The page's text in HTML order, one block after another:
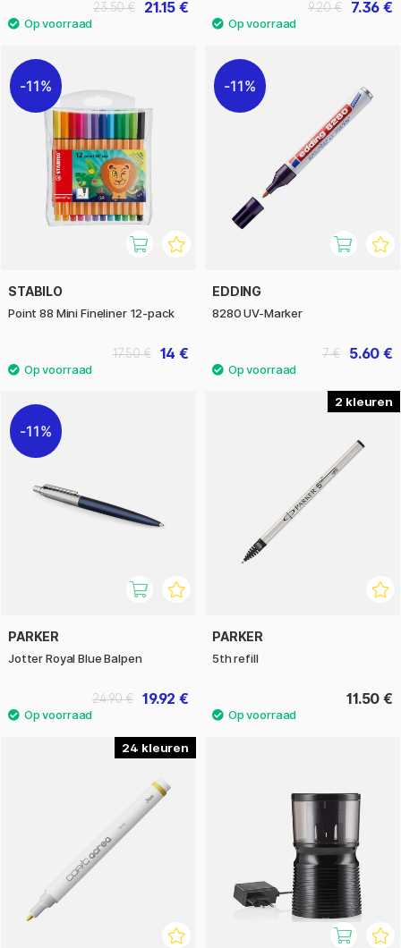
21.15 €
23.50 € 7.36 €
9.20 €
11%
STABILO
Point 88 Mini Fineliner 12-pack
14 €
17.50 €
11%
EDDING
8280 UV-Marker
5.60 €
7 €
11%
PARKER
Jotter Royal Blue Balpen
19.92 €
24.90 €
2
PARKER
5th refill
11.50 €
24